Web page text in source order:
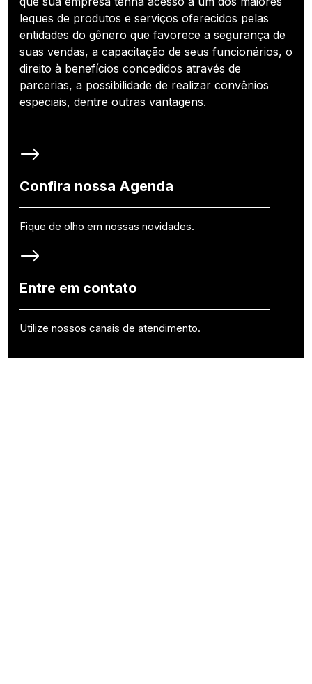
leques de produtos e serviços oferecidos pelas
entidades do gênero que favorece a segurança de
suas vendas, a capacitação de seus funcionários, o
direito à benefícios concedidos através de
parcerias, a possibilidade de realizar convênios
especiais, dentre outras vantagens.
Confira nossa Agenda
Fique de olho em nossas novidades.
Entre em contato
Utilize nossos canais de atendimento.